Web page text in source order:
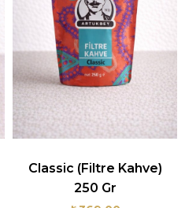
Classic (Filtre Kahve)
250 Gr